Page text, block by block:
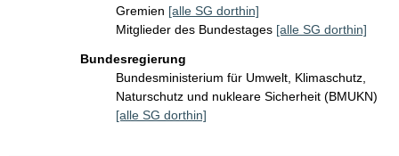
Gremien [alle SG dorthin]
Mitglieder des Bundestages [alle SG dorthin]
Bundesregierung
Bundesministerium für Umwelt, Klimaschutz,
Naturschutz und nukleare Sicherheit (BMUKN)
[alle SG dorthin]